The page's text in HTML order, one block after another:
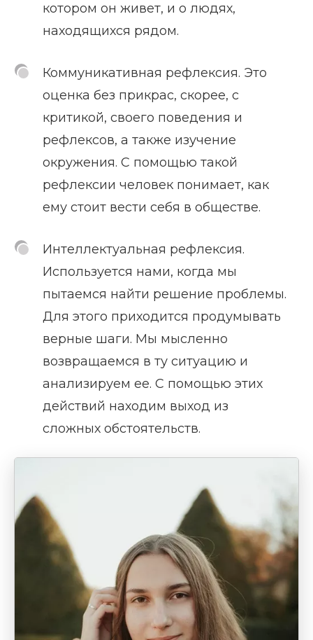
котором он живет, и о людях,
находящихся рядом.
Коммуникативная рефлексия. Это
оценка без прикрас, скорее, с
критикой, своего поведения и
рефлексов, а также изучение
окружения. С помощью такой
рефлексии человек понимает, как
ему стоит вести себя в обществе.
Интеллектуальная рефлексия.
Используется нами, когда мы
пытаемся найти решение проблемы.
Для этого приходится продумывать
верные шаги. Мы мысленно
возвращаемся в ту ситуацию и
анализируем ее. С помощью этих
действий находим выход из
сложных обстоятельств.